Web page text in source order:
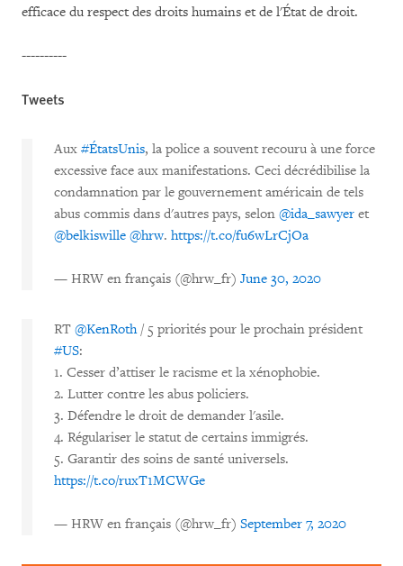
efficace du respect des droits humains et de l'État de droit.
----------
Tweets
Aux #ÉtatsUnis, la police a souvent recouru à une force
excessive face aux manifestations. Ceci décrédibilise la
condamnation par le gouvernement américain de tels
abus commis dans d'autres pays, selon @ida_sawyer et
@belkiswille @hrw. https://t.co/fu6wLrCjOa
— HRW en français (@hrw_fr) June 30, 2020
RT @KenRoth/ 5 priorités pour le prochain président
#US:
1. Cesser d’attiser le racisme et la xénophobie.
2. Lutter contre les abus policiers.
3. Défendre le droit de demander l'asile.
4. Régulariser le statut de certains immigrés.
5. Garantir des soins de santé universels.
https://t.co/ruxT1MCWGe
— HRW en français (@hrw_fr) September 7, 2020